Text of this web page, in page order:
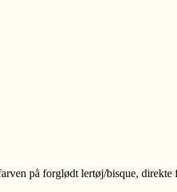
på forglødt lertøj/bisque,